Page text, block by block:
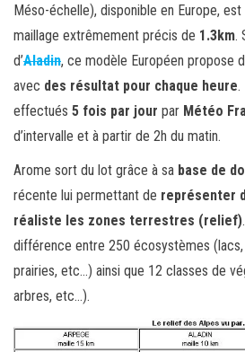
Méso-échelle), disponible en Europe,
maillage extrêmement précis de 1.3km.
d’Aladin, ce modèle Européen propose
avec des résultat pour chaque heure.
effectués 5 fois par jour par Météo
d’intervalle et à partir de 2h du matin.
Arome sort du lot grâce à sa base de
récente lui permettant de représenter
réaliste les zones terrestres (relief)
différence entre 250 écosystèmes (lacs,
prairies, etc…) ainsi que 12 classes de
arbres, etc…).